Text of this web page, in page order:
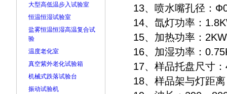
大型高低温步入试验室
恒温恒湿试验室
盐雾恒温恒湿高温复合试
验
温度老化室
真空紫外老化试验箱
机械式跌落试验台
振动试验机
13、喷水嘴孔径
14、氙灯功率：
15、加热功率：
16、加湿功率：
17、样品托盘尺
18、样品架与灯